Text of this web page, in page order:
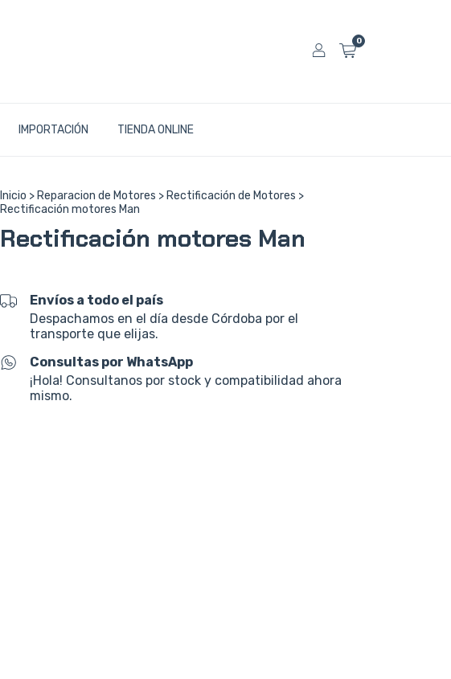
0
IMPORTACIÓN TIENDA ONLINE
Inicio > Reparacion de Motores > Rectificación de Motores >
Rectificación motores Man
Rectificación motores Man
Envíos a todo el país
Despachamos en el día desde Córdoba por el
transporte que elijas.
Consultas por WhatsApp
¡Hola! Consultanos por stock y compatibilidad ahora
mismo.